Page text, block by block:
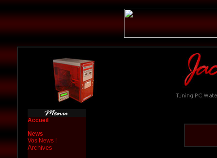
Accueil
News
Vos News !
Archives